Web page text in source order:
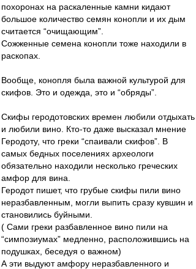
похоронах на раскаленные камни кидают
большое количество семян конопли и их дым
считается “очищающим”.
Сожженные семена конопли тоже находили в
раскопах.
Вообще, конопля была важной культурой для
скифов. Это и одежда, это и “обряды”.
Скифы геродотовских времен любили отдыхать
и любили вино. Кто-то даже высказал мнение
Геродоту, что греки “спаивали скифов”. В
самых бедных поселениях археологи
обязательно находили несколько греческих
амфор для вина.
Геродот пишет, что грубые скифы пили вино
неразбавленным, могли выпить сразу кувшин и
становились буйными.
( Сами греки разбавленное вино пили на
“симпозиумах” медленно, расположившись на
подушках, беседуя о важном)
А эти выдуют амфору неразбавленного и